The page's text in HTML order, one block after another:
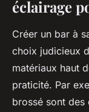
éclairage
Créer un bar à
choix judicieux
matériaux haut
praticité. Par
brossé sont